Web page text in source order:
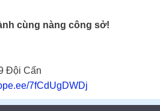
cùng nàng công sở!
Đội Cấn
7fCdUgDWDj